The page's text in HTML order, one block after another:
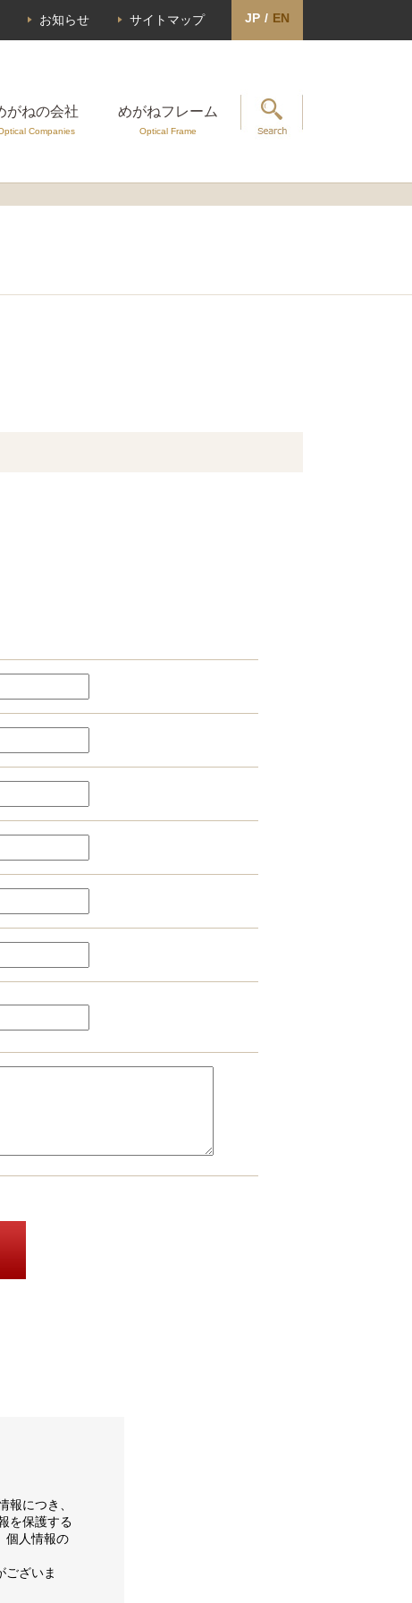
お知らせ サイトマップ JP / EN
がねの会社
Companies
めがねフレーム
Optical Frame
報につき、
を保護する
個人情報の
ございま